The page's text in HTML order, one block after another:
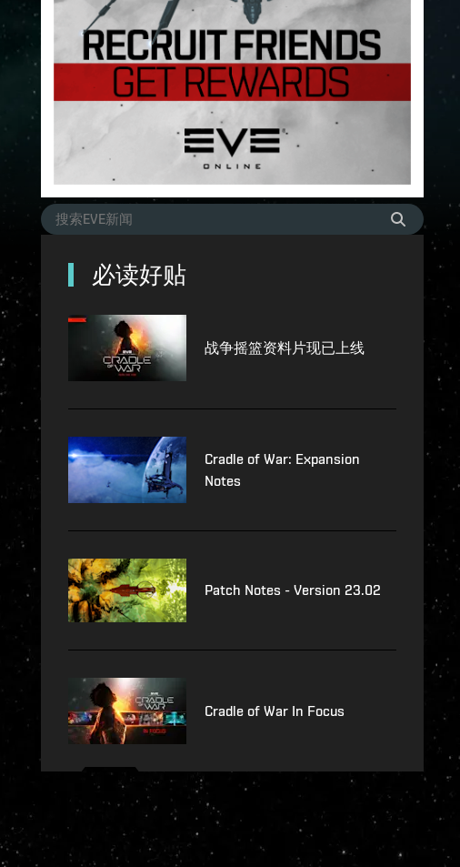
必读好贴
战争摇篮资料片现已上线
Cradle of War: Expansion
Notes
Patch Notes - Version 23.02
Cradle of War In Focus